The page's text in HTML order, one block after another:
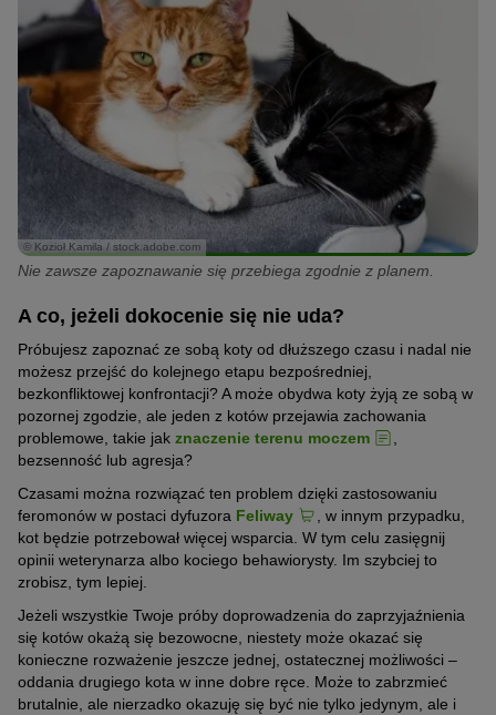
© Kozioł Kamila / stock.adobe.com
Nie zawsze zapoznawanie się przebiega zgodnie z planem.
A co, jeżeli dokocenie się nie uda?
Próbujesz zapoznać ze sobą koty od dłuższego czasu i nadal nie
możesz przejść do kolejnego etapu bezpośredniej,
bezkonfliktowej konfrontacji? A może obydwa koty żyją ze sobą w
pozornej zgodzie, ale jeden z kotów przejawia zachowania
problemowe, takie jak znaczenie terenu moczem
bezsenność lub agresja?
Czasami można rozwiązać ten problem dzięki zastosowaniu
feromonów w postaci dyfuzora Feliway
, w innym przypadku,
kot będzie potrzebował więcej wsparcia. W tym celu zasięgnij
opinii weterynarza albo kociego behawiorysty. Im szybciej to
zrobisz, tym lepiej.
Jeżeli wszystkie Twoje próby doprowadzenia do zaprzyjaźnienia
się kotów okażą się bezowocne, niestety może okazać się
konieczne rozważenie jeszcze jednej, ostatecznej możliwości –
oddania drugiego kota w inne dobre ręce. Może to zabrzmieć
brutalnie, ale nierzadko okazuję się być nie tylko jedynym, ale i